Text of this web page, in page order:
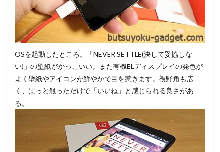
OSを起動したところ。「NEVER SETTLE(決して妥協しな
い)」の壁紙がかっこいい。また有機ELディスプレイの発色が
よく壁紙やアイコンが鮮やかで目を惹きます。視野角も広
く、ぱっと触っただけで「いいね」と感じられる良さがあ
る。